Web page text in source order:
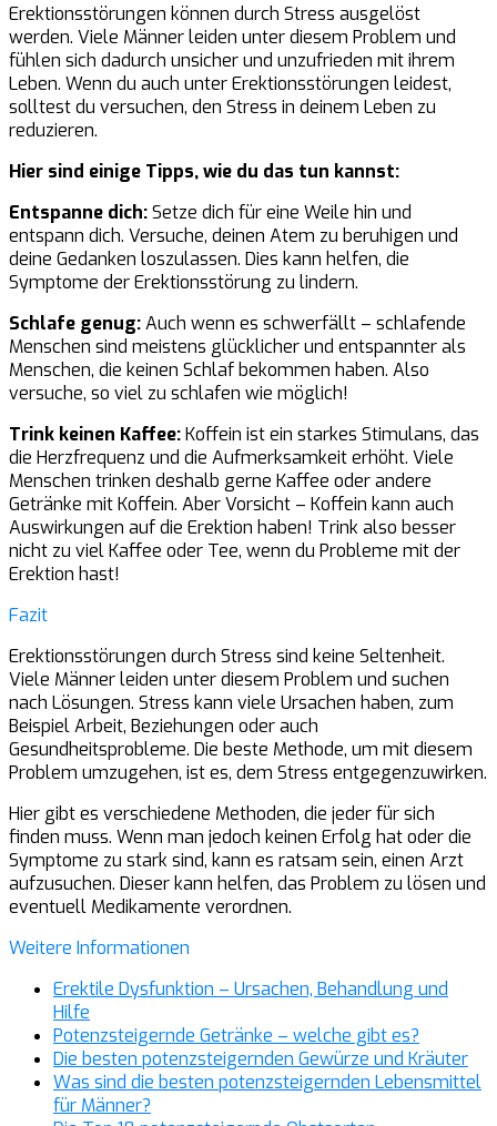
Erektionsstörungen können durch Stress ausgelöst
werden. Viele Männer leiden unter diesem Problem und
fühlen sich dadurch unsicher und unzufrieden mit ihrem
Leben. Wenn du auch unter Erektionsstörungen leidest,
solltest du versuchen, den Stress in deinem Leben zu
reduzieren.
Hier sind einige Tipps, wie du das tun kannst:
Entspanne dich:Setze dich für eine Weile hin und
entspann dich. Versuche, deinen Atem zu beruhigen und
deine Gedanken loszulassen. Dies kann helfen, die
Symptome der Erektionsstörung zu lindern.
Schlafe genug:Auch wenn es schwerfällt – schlafende
Menschen sind meistens glücklicher und entspannter als
Menschen, die keinen Schlaf bekommen haben. Also
versuche, so viel zu schlafen wie möglich!
Trink keinen Kaffee:Koffein ist ein starkes Stimulans, das
die Herzfrequenz und die Aufmerksamkeit erhöht. Viele
Menschen trinken deshalb gerne Kaffee oder andere
Getränke mit Koffein. Aber Vorsicht – Koffein kann auch
Auswirkungen auf die Erektion haben! Trink also besser
nicht zu viel Kaffee oder Tee, wenn du Probleme mit der
Erektion hast!
Fazit
Erektionsstörungen durch Stress sind keine Seltenheit.
Viele Männer leiden unter diesem Problem und suchen
nach Lösungen. Stress kann viele Ursachen haben, zum
Beispiel Arbeit, Beziehungen oder auch
Gesundheitsprobleme. Die beste Methode, um mit diesem
Problem umzugehen, ist es, dem Stress entgegenzuwirken.
Hier gibt es verschiedene Methoden, die jeder für sich
finden muss. Wenn man jedoch keinen Erfolg hat oder die
Symptome zu stark sind, kann es ratsam sein, einen Arzt
aufzusuchen. Dieser kann helfen, das Problem zu lösen und
eventuell Medikamente verordnen.
Weitere Informationen
Erektile Dysfunktion – Ursachen, Behandlung und
Hilfe
Potenzsteigernde Getränke – welche gibt es?
Die besten potenzsteigernden Gewürze und Kräuter
Was sind die besten potenzsteigernden Lebensmittel
für Männer?